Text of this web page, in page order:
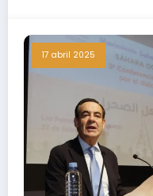
2025.
17 abril 2025